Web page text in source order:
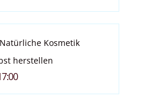
Kosmetik
herstellen